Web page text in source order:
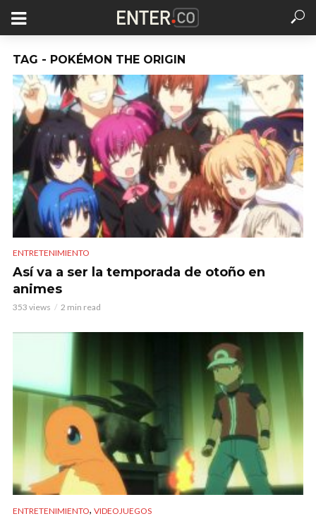
TAG - POKÉMON THE ORIGIN
ENTRETENIMIENTO
Así va a ser la temporada de otoño en
animes
353 views 2 min read
ENTRETENIMIENTO, VIDEOJUEGOS